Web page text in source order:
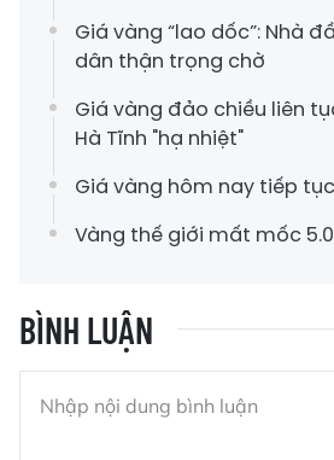
Giá vàng “lao dốc”: Nhà
dân thận trọng chờ
Giá vàng đảo chiều liên
Hà Tĩnh "hạ nhiệt"
Giá vàng hôm nay tiếp
Vàng thế giới mất mốc
BÌNH LUẬN